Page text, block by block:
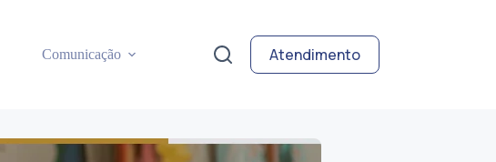
Comunicação Atendimento